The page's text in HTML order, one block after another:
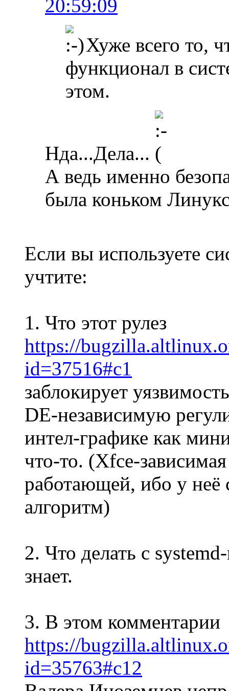
20:59:09
Хуже всего то,
функционал в
этом.
Нда...Дела...
А ведь именно
была коньком
Если вы используете
учтите:
1. Что этот рулез
https://
id=37516#c1
заблокирует
DE-независимую
интел-графике как
что-то. (Xfce-
работающей, ибо у неё
алгоритм)
2. Что делать с
знает.
3. В этом комментарии
https://
id=35763#c12